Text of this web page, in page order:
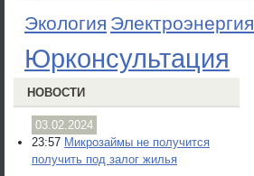
Экология Электроэнергия
Юрконсультация
НОВОСТИ
03.02.2024
23:57 Микрозаймы не получится
получить под залог жилья